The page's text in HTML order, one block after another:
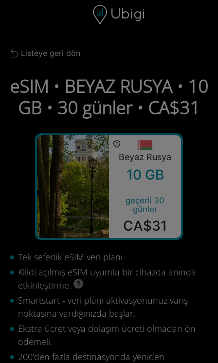
Gezinme çubuğu Alt bilgi
Back to list
Listeye geri dön
eSIM • BEYAZ RUSYA • 10
GB • 30 günler • CA$31
Beyaz Rusya
10 GB
geçerli 30
günler
CA$31
Tek seferlik eSIM veri planı.
Kilidi açılmış eSIM uyumlu bir cihazda anında
etkinleştirme.
Smartstart - veri planı aktivasyonunuz varış
noktasına vardığınızda başlar.
Ekstra ücret veya dolaşım ücreti olmadan ön
ödemeli.
200'den fazla destinasyonda yeniden